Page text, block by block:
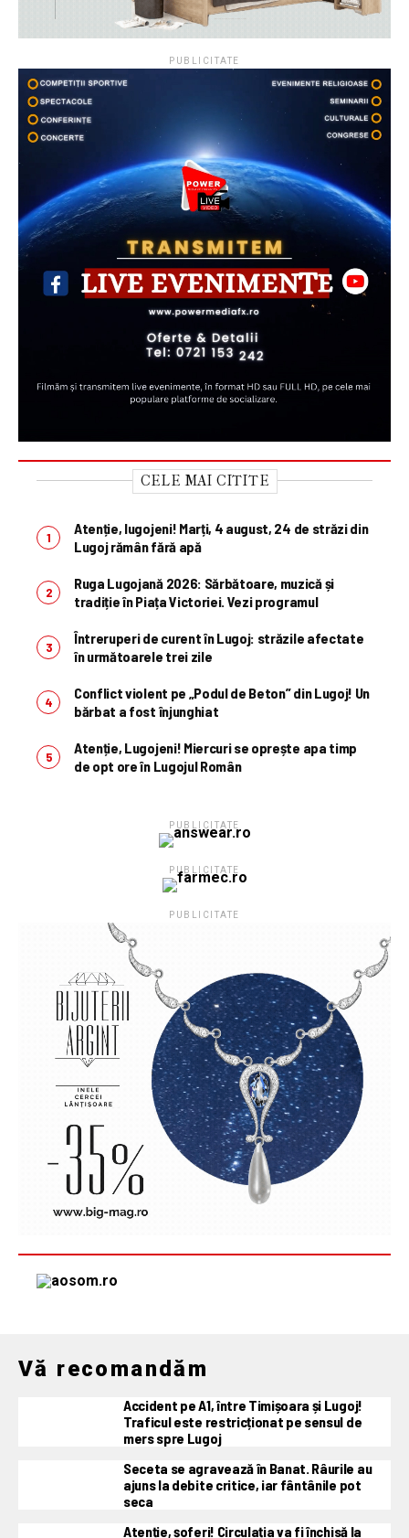
PUBLICITATE
CELE MAI CITITE
Atenție, lugojeni! Marți, 4 august, 24 de străzi din
Lugoj rămân fără apă
Ruga Lugojană 2026: Sărbătoare, muzică și
tradiție în Piața Victoriei. Vezi programul
Întreruperi de curent în Lugoj: străzile afectate
în următoarele trei zile
Conflict violent pe „Podul de Beton” din Lugoj! Un
bărbat a fost înjunghiat
Atenție, Lugojeni! Miercuri se oprește apa timp
de opt ore în Lugojul Român
PUBLICITATE
PUBLICITATE
PUBLICITATE
Vă recomandăm
Accident pe A1, între Timișoara și Lugoj!
Traficul este restricționat pe sensul de
mers spre Lugoj
Seceta se agravează în Banat. Râurile au
ajuns la debite critice, iar fântânile pot
seca
Atenție, șoferi! Circulația va fi închisă la